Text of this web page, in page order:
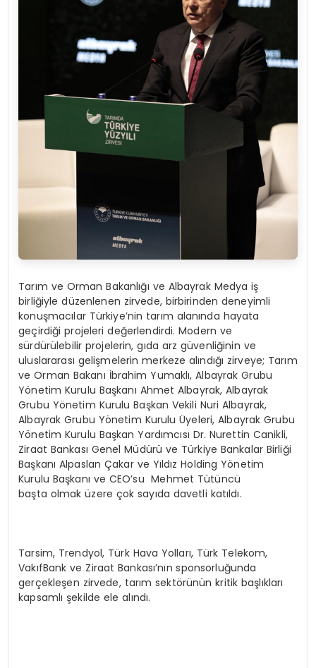
Tarım ve Orman Bakanlığı ve Albayrak Medya iş
birliğiyle düzenlenen zirvede, birbirinden deneyimli
konuşmacılar Türkiye’nin tarım alanında hayata
geçirdiği projeleri değerlendirdi. Modern ve
sürdürülebilir projelerin, gıda arz güvenliğinin ve
uluslararası gelişmelerin merkeze alındığı zirveye; Tarım
ve Orman Bakanı İbrahim Yumaklı, Albayrak Grubu
Yönetim Kurulu Başkanı Ahmet Albayrak, Albayrak
Grubu Yönetim Kurulu Başkan Vekili Nuri Albayrak,
Albayrak Grubu Yönetim Kurulu Üyeleri, Albayrak Grubu
Yönetim Kurulu Başkan Yardımcısı Dr. Nurettin Canikli,
Ziraat Bankası Genel Müdürü ve Türkiye Bankalar Birliği
Başkanı Alpaslan Çakar ve Yıldız Holding Yönetim
Kurulu Başkanı ve CEO’su Mehmet Tütüncü
başta olmak üzere çok sayıda davetli katıldı.
Tarsim, Trendyol, Türk Hava Yolları, Türk Telekom,
VakıfBank ve Ziraat Bankası’nın sponsorluğunda
gerçekleşen zirvede, tarım sektörünün kritik başlıkları
kapsamlı şekilde ele alındı.